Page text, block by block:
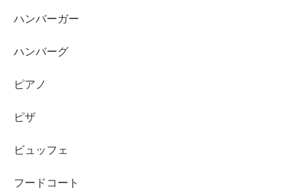
ハンバーガー
ハンバーグ
ピアノ
ピザ
ビュッフェ
フードコート